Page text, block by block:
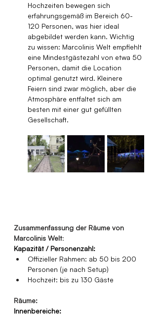
Hochzeiten bewegen sich
erfahrungsgemäß im Bereich 60-
120 Personen, was hier ideal
abgebildet werden kann. Wichtig
zu wissen: Marcolinis Welt empfiehlt
eine Mindestgästezahl von etwa 50
Personen, damit die Location
optimal genutzt wird. Kleinere
Feiern sind zwar möglich, aber die
Atmosphäre entfaltet sich am
besten mit einer gut gefüllten
Gesellschaft.
Zusammenfassung der Räume von
Marcolinis Welt:
Kapazität / Personenzahl:
Offizieller Rahmen: ab 50 bis 200
Personen (je nach Setup)
Hochzeit: bis zu 130 Gäste
Räume:
Innenbereiche: